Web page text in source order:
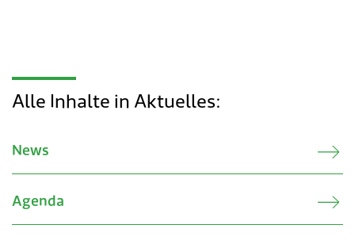
Alle Inhalte in Aktuelles:
News
Agenda